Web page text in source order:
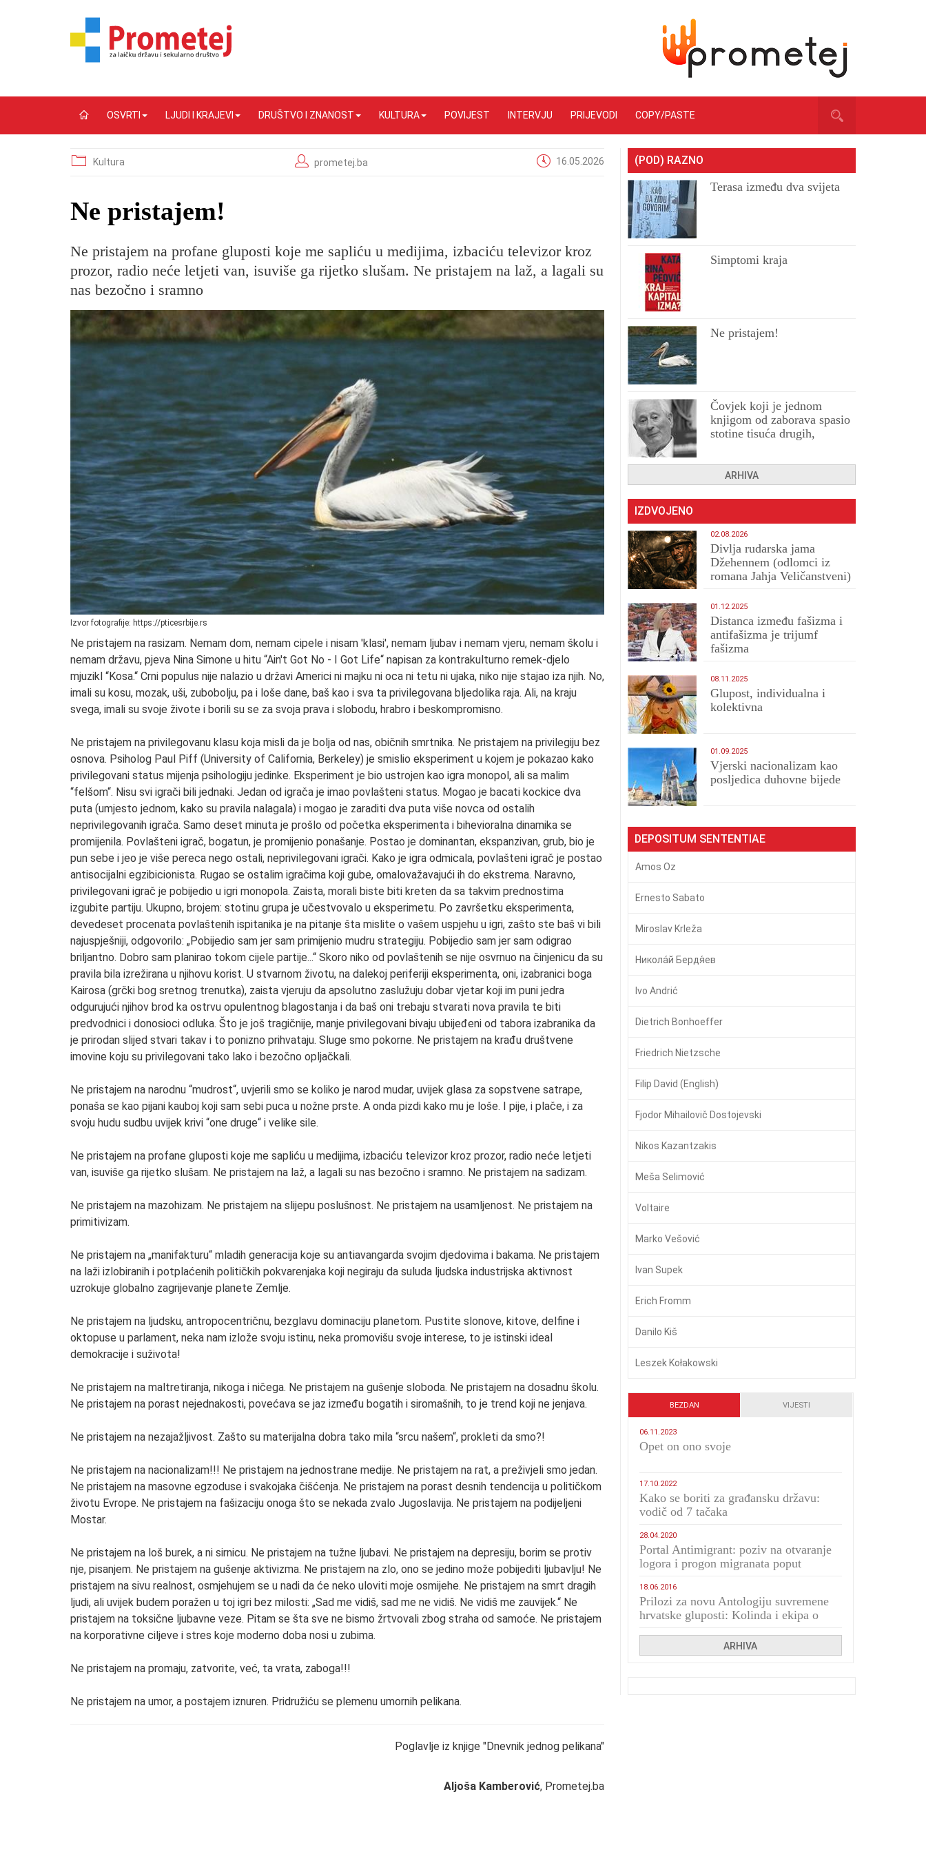
OSVRTI LJUDI I KRAJEVI DRUŠTVO I ZNANOST KULTURA POVIJEST INTERVJU PRIJEVODI COPY/PASTE
Kultura prometej.ba 16.05.2026
Ne pristajem!
Ne pristajem na profane gluposti koje me sapliću u medijima, izbaciću televizor kroz
prozor, radio neće letjeti van, isuviše ga rijetko slušam. Ne pristajem na laž, a lagali su
nas bezočno i sramno
Izvor fotografije: https://pticesrbije.rs
Ne pristajem na rasizam. Nemam dom, nemam cipele i nisam 'klasi', nemam ljubav i nemam vjeru, nemam školu i
nemam državu, pjeva Nina Simone u hitu “Ain't Got No - I Got Life“ napisan za kontrakulturno remek-djelo
mjuzikl “Kosa.“ Crni populus nije nalazio u državi Americi ni majku ni oca ni tetu ni ujaka, niko nije stajao iza njih. No,
imali su kosu, mozak, uši, zubobolju, pa i loše dane, baš kao i sva ta privilegovana bljedolika raja. Ali, na kraju
svega, imali su svoje živote i borili su se za svoja prava i slobodu, hrabro i beskompromisno.
Ne pristajem na privilegovanu klasu koja misli da je bolja od nas, običnih smrtnika. Ne pristajem na privilegiju bez
osnova. Psiholog Paul Piff (University of California, Berkeley) je smislio eksperiment u kojem je pokazao kako
privilegovani status mijenja psihologiju jedinke. Eksperiment je bio ustrojen kao igra monopol, ali sa malim
“felšom“. Nisu svi igrači bili jednaki. Jedan od igrača je imao povlašteni status. Mogao je bacati kockice dva
puta (umjesto jednom, kako su pravila nalagala) i mogao je zaraditi dva puta više novca od ostalih
neprivilegovanih igrača. Samo deset minuta je prošlo od početka eksperimenta i bihevioralna dinamika se
promijenila. Povlašteni igrač, bogatun, je promijenio ponašanje. Postao je dominantan, ekspanzivan, grub, bio je
pun sebe i jeo je više pereca nego ostali, neprivilegovani igrači. Kako je igra odmicala, povlašteni igrač je postao
antisocijalni egzibicionista. Rugao se ostalim igračima koji gube, omalovažavajući ih do ekstrema. Naravno,
privilegovani igrač je pobijedio u igri monopola. Zaista, morali biste biti kreten da sa takvim prednostima
izgubite partiju. Ukupno, brojem: stotinu grupa je učestvovalo u eksperimetu. Po završetku eksperimenta,
devedeset procenata povlaštenih ispitanika je na pitanje šta mislite o vašem uspjehu u igri, zašto ste baš vi bili
najuspješniji, odgovorilo: „Pobijedio sam jer sam primijenio mudru strategiju. Pobijedio sam jer sam odigrao
briljantno. Dobro sam planirao tokom cijele partije...“ Skoro niko od povlaštenih se nije osvrnuo na činjenicu da su
pravila bila izrežirana u njihovu korist. U stvarnom životu, na dalekoj periferiji eksperimenta, oni, izabranici boga
Kairosa (grčki bog sretnog trenutka), zaista vjeruju da apsolutno zaslužuju dobar vjetar koji im puni jedra
odgurujući njihov brod ka ostrvu opulentnog blagostanja i da baš oni trebaju stvarati nova pravila te biti
predvodnici i donosioci odluka. Što je još tragičnije, manje privilegovani bivaju ubijeđeni od tabora izabranika da
je prirodan slijed stvari takav i to ponizno prihvataju. Sluge smo pokorne. Ne pristajem na krađu društvene
imovine koju su privilegovani tako lako i bezočno opljačkali.
Ne pristajem na narodnu “mudrost“, uvjerili smo se koliko je narod mudar, uvijek glasa za sopstvene satrape,
ponaša se kao pijani kauboj koji sam sebi puca u nožne prste. A onda pizdi kako mu je loše. I pije, i plače, i za
svoju hudu sudbu uvijek krivi “one druge“ i velike sile.
Ne pristajem na profane gluposti koje me sapliću u medijima, izbaciću televizor kroz prozor, radio neće letjeti
van, isuviše ga rijetko slušam. Ne pristajem na laž, a lagali su nas bezočno i sramno. Ne pristajem na sadizam.
Ne pristajem na mazohizam. Ne pristajem na slijepu poslušnost. Ne pristajem na usamljenost. Ne pristajem na
primitivizam.
Ne pristajem na „manifakturu“ mladih generacija koje su antiavangarda svojim djedovima i bakama. Ne pristajem
na laži izlobiranih i potplaćenih političkih pokvarenjaka koji negiraju da suluda ljudska industrijska aktivnost
uzrokuje globalno zagrijevanje planete Zemlje.
Ne pristajem na ljudsku, antropocentričnu, bezglavu dominaciju planetom. Pustite slonove, kitove, delfine i
oktopuse u parlament, neka nam izlože svoju istinu, neka promovišu svoje interese, to je istinski ideal
demokracije i suživota!
Ne pristajem na maltretiranja, nikoga i ničega. Ne pristajem na gušenje sloboda. Ne pristajem na dosadnu školu.
Ne pristajem na porast nejednakosti, povećava se jaz između bogatih i siromašnih, to je trend koji ne jenjava.
Ne pristajem na nezajažljivost. Zašto su materijalna dobra tako mila “srcu našem“, prokleti da smo?!
Ne pristajem na nacionalizam!!! Ne pristajem na jednostrane medije. Ne pristajem na rat, a preživjeli smo jedan.
Ne pristajem na masovne egzoduse i svakojaka čišćenja. Ne pristajem na porast desnih tendencija u političkom
životu Evrope. Ne pristajem na fašizaciju onoga što se nekada zvalo Jugoslavija. Ne pristajem na podijeljeni
Mostar.
Ne pristajem na loš burek, a ni sirnicu. Ne pristajem na tužne ljubavi. Ne pristajem na depresiju, borim se protiv
nje, pisanjem. Ne pristajem na gušenje aktivizma. Ne pristajem na zlo, ono se jedino može pobijediti ljubavlju! Ne
pristajem na sivu realnost, osmjehujem se u nadi da će neko uloviti moje osmijehe. Ne pristajem na smrt dragih
ljudi, ali uvijek budem poražen u toj igri bez milosti: „Sad me vidiš, sad me ne vidiš. Ne vidiš me zauvijek.“ Ne
pristajem na toksične ljubavne veze. Pitam se šta sve ne bismo žrtvovali zbog straha od samoće. Ne pristajem
na korporativne ciljeve i stres koje moderno doba nosi u zubima.
Ne pristajem na promaju, zatvorite, već, ta vrata, zaboga!!!
Ne pristajem na umor, a postajem iznuren. Pridružiću se plemenu umornih pelikana.
Poglavlje iz knjige "Dnevnik jednog pelikana"
Aljoša Kamberović, Prometej.ba
(POD) RAZNO
Terasa između dva svijeta
Simptomi kraja
Ne pristajem!
Čovjek koji je jednom
knjigom od zaborava spasio
stotine tisuća drugih,
ARHIVA
IZDVOJENO
02.08.2026
Divlja rudarska jama
Džehennem (odlomci iz
romana Jahja Veličanstveni)
01.12.2025
Distanca između fašizma i
antifašizma je trijumf
fašizma
08.11.2025
Glupost, individualna i
kolektivna
01.09.2025
​Vjerski nacionalizam kao
posljedica duhovne bijede
DEPOSITUM SENTENTIAE
Amos Oz
Ernesto Sabato
Miroslav Krleža
Никола́й Бердя́ев
Ivo Andrić
Dietrich Bonhoeffer
Friedrich Nietzsche
Filip David (English)
Fjodor Mihailovič Dostojevski
Nikos Kazantzakis
Meša Selimović
Voltaire
Marko Vešović
Ivan Supek
Erich Fromm
Danilo Kiš
Leszek Kołakowski
BEZDAN VIJESTI
06.11.2023
​Opet on ono svoje
17.10.2022
Kako se boriti za građansku državu:
vodič od 7 tačaka
28.04.2020
Portal Antimigrant: poziv na otvaranje
logora i progon migranata poput
18.06.2016
Prilozi za novu Antologiju suvremene
hrvatske gluposti: Kolinda i ekipa o
ARHIVA